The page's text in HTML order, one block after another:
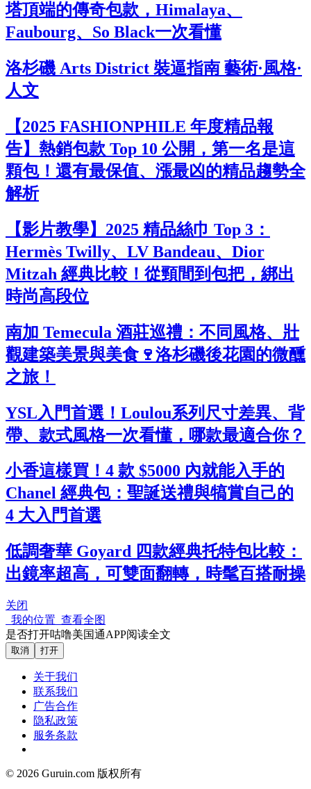
塔頂端的傳奇包款，Himalaya、
Faubourg、So Black一次看懂
洛杉磯 Arts District 裝逼指南 藝術·風格·
人文
【2025 FASHIONPHILE 年度精品報
告】熱銷包款 Top 10 公開，第一名是這
顆包！還有最保值、漲最凶的精品趨勢全
解析
【影片教學】2025 精品絲巾 Top 3：
Hermès Twilly、LV Bandeau、Dior
Mitzah 經典比較！從頸間到包把，綁出
時尚高段位
南加 Temecula 酒莊巡禮：不同風格、壯
觀建築美景與美食🍷洛杉磯後花園的微醺
之旅！
YSL入門首選！Loulou系列尺寸差異、背
帶、款式風格一次看懂，哪款最適合你？
小香這樣買！4 款 $5000 內就能入手的
Chanel 經典包：聖誕送禮與犒賞自己的
4 大入門首選
低調奢華 Goyard 四款經典托特包比較：
出鏡率超高，可雙面翻轉，時髦百搭耐操
关闭
我的位置 查看全图
是否打开咕噜美国通APP阅读全文
取消 打开
关于我们
联系我们
广告合作
隐私政策
服务条款
© 2026 Guruin.com 版权所有